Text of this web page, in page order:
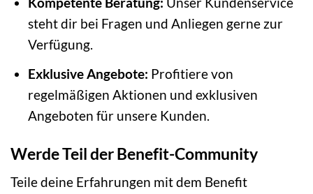
steht dir bei Fragen und Anliegen gerne zur
Verfügung.
Exklusive Angebote: Profitiere von
regelmäßigen Aktionen und exklusiven
Angeboten für unsere Kunden.
Werde Teil der Benefit-Community
Teile deine Erfahrungen mit dem Benefit